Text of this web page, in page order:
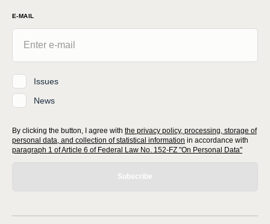
E-MAIL
Issues
News
By clicking the button, I agree with the privacy policy, processing, storage of
personal data, and collection of statistical information in accordance with
paragraph 1 of Article 6 of Federal Law No. 152-FZ "On Personal Data"
Subscribe